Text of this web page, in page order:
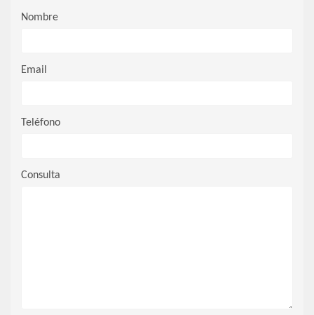
Nombre
Email
Teléfono
Consulta